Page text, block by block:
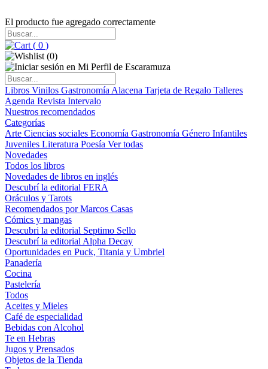
El producto fue agregado correctamente
( 0 )
(0)
Libros Vinilos Gastronomía Alacena Tarjeta de Regalo Talleres
Agenda Revista Intervalo
Nuestros recomendados
Categorías
Arte Ciencias sociales Economía Gastronomía Género Infantiles
Juveniles Literatura Poesía Ver todas
Novedades
Todos los libros
Novedades de libros en inglés
Descubrí la editorial FERA
Oráculos y Tarots
Recomendados por Marcos Casas
Cómics y mangas
Descubri la editorial Septimo Sello
Descubrí la editorial Alpha Decay
Oportunidades en Puck, Titania y Umbriel
Panadería
Cocina
Pastelería
Todos
Aceites y Mieles
Café de especialidad
Bebidas con Alcohol
Te en Hebras
Jugos y Prensados
Objetos de la Tienda